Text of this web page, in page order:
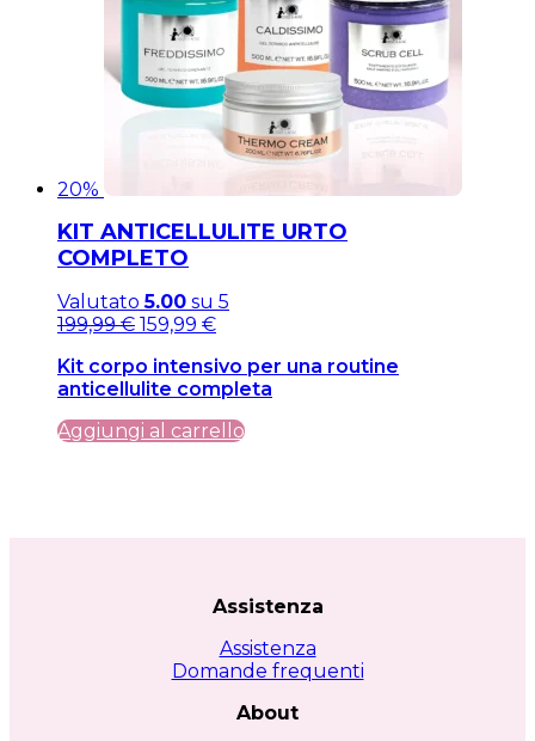
20%
KIT ANTICELLULITE URTO
COMPLETO
Valutato5.00 su 5
Il
originale
era:
199,99 €.
199,99€Il
attuale
è:
199,99 €.
159,99 €
Kit corpo intensivo per una routine
anticellulite completa
Aggiungi al carrello
Assistenza
Assistenza
Domande frequenti
About